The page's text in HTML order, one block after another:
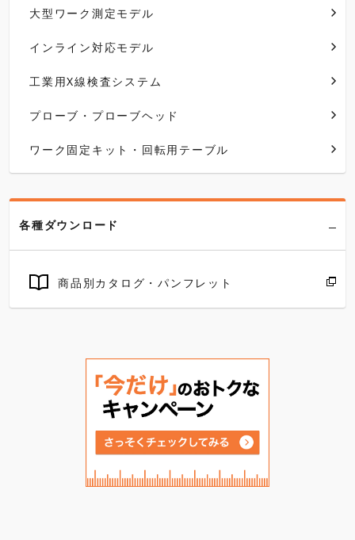
大型ワーク測定モデル
インライン対応モデル
工業用X線検査システム
プローブ・プローブヘッド
ワーク固定キット・回転用テーブル
各種ダウンロード
商品別カタログ・パンフレット